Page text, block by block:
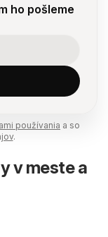
ho pošleme
používania a so
.
v meste a